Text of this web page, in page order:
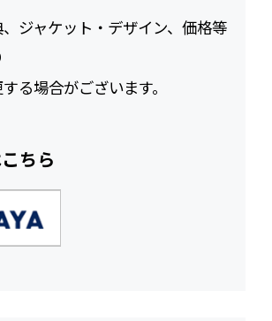
ジャケット・デザイン、価格等
る場合がございます。
ちら